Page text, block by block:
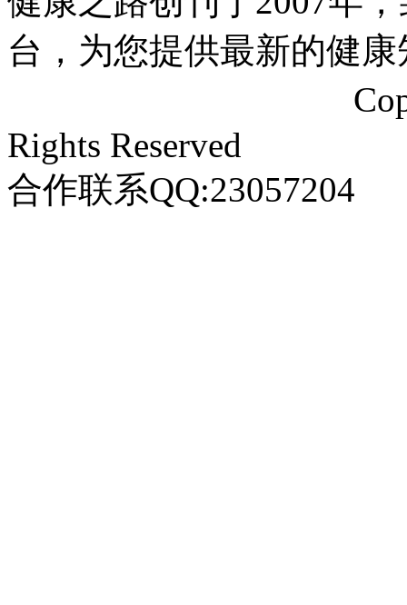
台，为您提供最新的健康
Rights Reserved
合作联系QQ:23057204